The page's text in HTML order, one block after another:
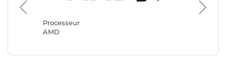
Processeur
AMD
Intel